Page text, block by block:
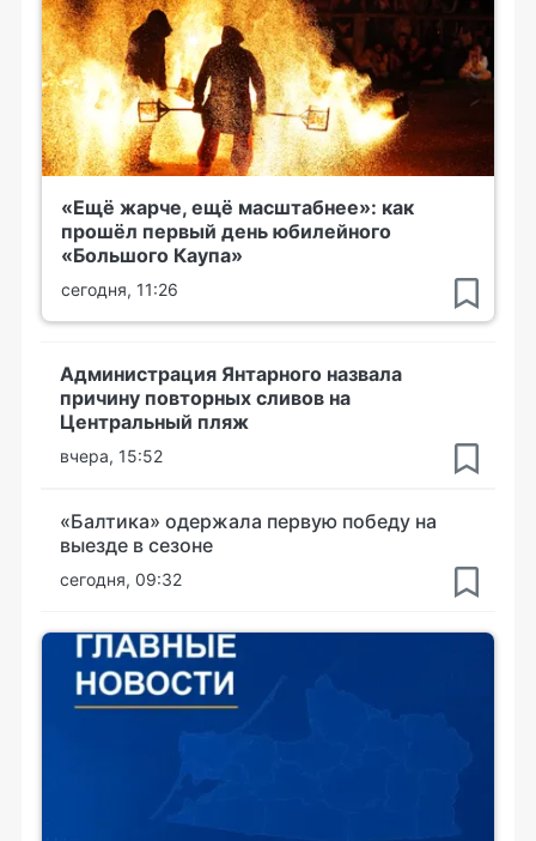
«Ещё жарче, ещё масштабнее»: как
прошёл первый день юбилейного
«Большого Каупа»
сегодня, 11:26
Администрация Янтарного назвала
причину повторных сливов на
Центральный пляж
вчера, 15:52
«Балтика» одержала первую победу на
выезде в сезоне
сегодня, 09:32